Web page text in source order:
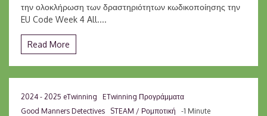
την ολοκλήρωση των δραστηριότητων κωδικοποίησης την
EU Code Week 4 All....
Read More
2024 - 2025 eTwinning
ETwinning Προγράμματα
Good Manners Detectives
STEAM / Ρομποτική -1 Minute